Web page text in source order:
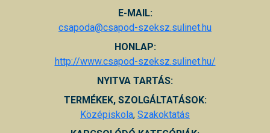
E-MAIL:
csapoda@csapod-szeksz.sulinet.hu
HONLAP:
http://www.csapod-szeksz.sulinet.hu/
NYITVA TARTÁS:
TERMÉKEK, SZOLGÁLTATÁSOK:
Középiskola, Szakoktatás